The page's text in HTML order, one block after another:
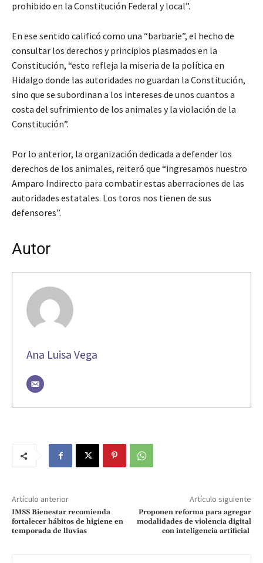
prohibido en la Constitución Federal y local”.
En ese sentido calificó como una “barbarie”, el hecho de
consultar los derechos y principios plasmados en la
Constitución, “esto refleja la miseria de la política en
Hidalgo donde las autoridades no guardan la Constitución,
sino que se subordinan a los intereses de unos cuantos a
costa del sufrimiento de los animales y la violación de la
Constitución”.
Por lo anterior, la organización dedicada a defender los
derechos de los animales, reiteró que “ingresamos nuestro
Amparo Indirecto para combatir estas aberraciones de las
autoridades estatales. Los toros nos tienen de sus
defensores”.
Autor
Ana Luisa Vega
Artículo anterior
IMSS Bienestar recomienda
fortalecer hábitos de higiene en
temporada de lluvias
Artículo siguiente
Proponen reforma para agregar
modalidades de violencia digital
con inteligencia artificial